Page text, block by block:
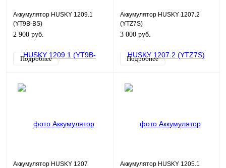
Аккумулятор HUSKY 1209.1
(YT9B-BS)
2 900 руб.
Подробнее
Аккумулятор HUSKY 1207.2
(YTZ7S)
3 000 руб.
Подробнее
Аккумулятор HUSKY 1207
Аккумулятор HUSKY 1205.1